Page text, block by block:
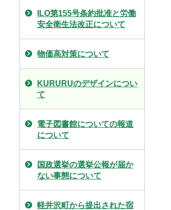
ILO第155号条約批准と労働
安全衛生法改正について
物価高対策について
KURURUのデザインについ
て
電子図書館についての報道
について
国政選挙の選挙公報が届か
ない事態について
軽井沢町から提出された宿